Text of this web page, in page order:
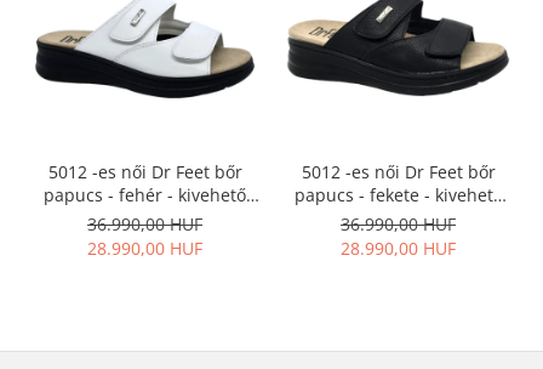
5012 -es női Dr Feet bőr
papucs - fehér - kivehető
talpbetét
36.990,00 HUF
28.990,00 HUF
5012 -es női Dr Feet bőr
papucs - fekete - kivehető
talpbetét
36.990,00 HUF
28.990,00 HUF